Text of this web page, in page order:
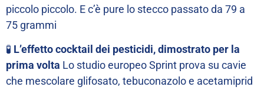
piccolo piccolo. E c’è pure lo stecco passato da 79 a
75 grammi
🧪 L’effetto cocktail dei pesticidi, dimostrato per la
prima volta Lo studio europeo Sprint prova su cavie
che mescolare glifosato, tebuconazolo e acetamiprid